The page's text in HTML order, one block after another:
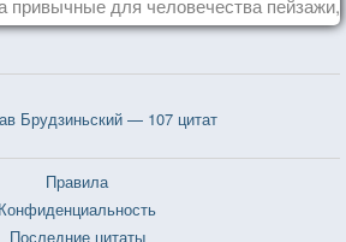
привычные для человечества пейзажи,
и вовсе инопланетными!
Брудзиньский — 107 цитат
Правила
Конфиденциальность
Последние цитаты